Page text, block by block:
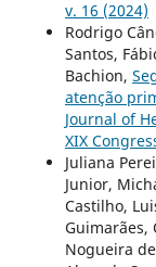
v. 16 (2024)
Rodrigo
Santos,
Bachion,
atenção
Journal of
XIX
Juliana
Junior,
Castilho,
Guimarães,
Nogueira